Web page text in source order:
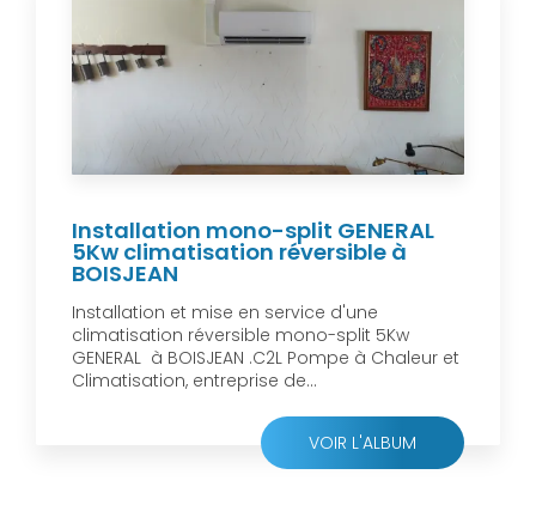
Installation mono-split GENERAL
5Kw climatisation réversible à
BOISJEAN
Installation et mise en service d'une
climatisation réversible mono-split 5Kw
GENERAL à BOISJEAN .C2L Pompe à Chaleur et
Climatisation, entreprise de...
VOIR L'ALBUM